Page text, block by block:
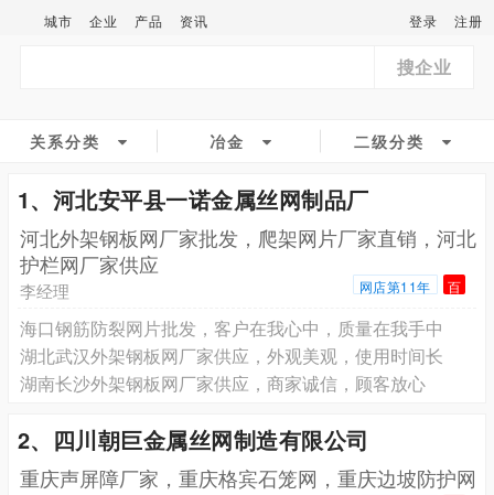
城市 企业 产品 资讯 登录 注册
搜企业
关系分类 冶金 二级分类
1、河北安平县一诺金属丝网制品厂
河北外架钢板网厂家批发，爬架网片厂家直销，河北
护栏网厂家供应
李经理 网店第11年 百
海口钢筋防裂网片批发，客户在我心中，质量在我手中
湖北武汉外架钢板网厂家供应，外观美观，使用时间长
湖南长沙外架钢板网厂家供应，商家诚信，顾客放心
2、四川朝巨金属丝网制造有限公司
重庆声屏障厂家，重庆格宾石笼网，重庆边坡防护网